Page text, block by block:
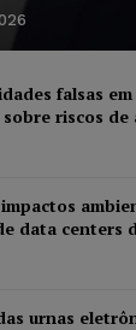
falsas
riscos
data centers
urnas